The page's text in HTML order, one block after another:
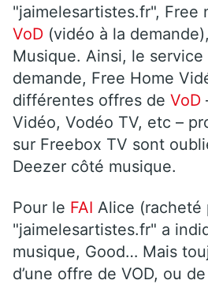
"jaimelesartistes.fr", Free
VoD (vidéo à la
Musique. Ainsi, le
demande, Free Home
différentes offres de VoD
Vidéo, Vodéo TV, etc –
sur Freebox TV sont
Deezer côté musique.
Pour le FAI Alice (racheté
"jaimelesartistes.fr" a
musique, Good… Mais
d’une offre de VOD, ou